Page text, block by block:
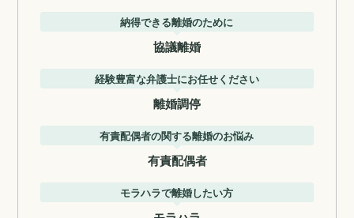
納得できる離婚のために
協議離婚
経験豊富な弁護士にお任せください
離婚調停
有責配偶者の関する離婚のお悩み
有責配偶者
モラハラで離婚したい方